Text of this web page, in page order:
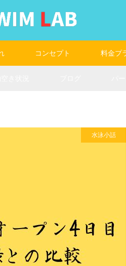
コンセプト 料金プ
水泳小話